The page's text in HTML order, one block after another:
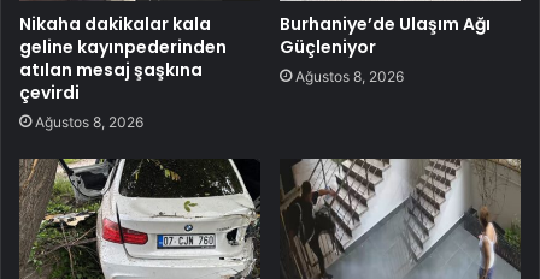
Nikaha dakikalar kala
geline kayınpederinden
atılan mesaj şaşkına
çevirdi
Ağustos 8, 2026
Burhaniye’de Ulaşım Ağı
Güçleniyor
Ağustos 8, 2026